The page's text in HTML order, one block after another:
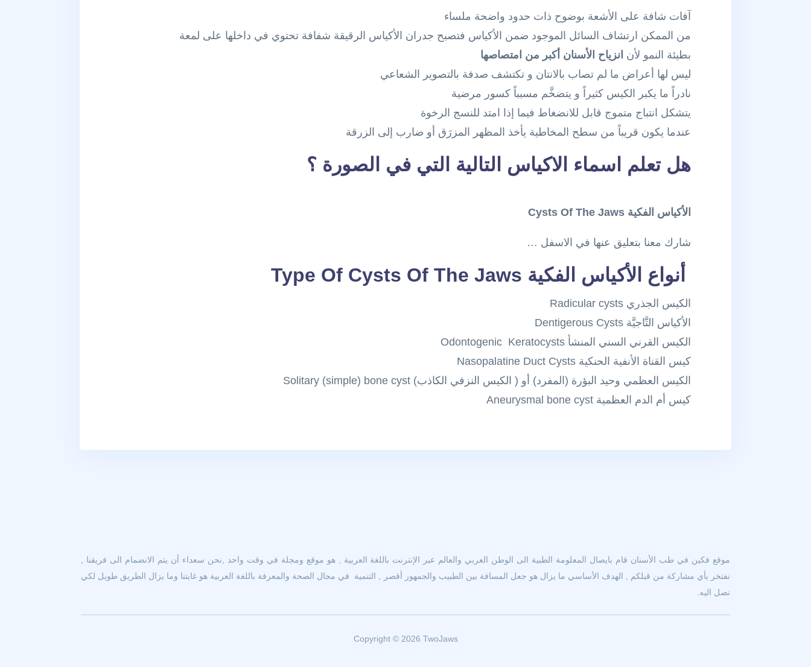
آفات شافة على الأشعة بوضوح ذات حدود واضحة ملساء
من الممكن ارتشاف السائل الموجود ضمن الأكياس فتصبح جدران الأكياس الرقيقة شفافة تحتوي في داخلها على لمعة
بطيئة النمو لأن انزياح الأسنان أكبر من امتصاصها
ليس لها أعراض ما لم تصاب بالانتان و تكتشف صدفة بالتصوير الشعاعي
نادراً ما يكبر الكيس كثيراً و يتضخَّم مسبباً كسور مرضية
يتشكل انتباج متموج قابل للانضغاط فيما إذا امتد للنسج الرخوة
عندما يكون قريباً من سطح المخاطية يأخذ المظهر المزرَق أو ضارب إلى الزرقة
هل تعلم اسماء الاكياس التالية التي في الصورة ؟
الأكياس الفكية Cysts Of The Jaws
شارك معنا بتعليق عنها في الاسفل …
أنواع الأكياس الفكية Type Of Cysts Of The Jaws
الكيس الجذري Radicular cysts
الأكياس التَّاجيَّة Dentigerous Cysts
الكيس القرني السني المنشأ Odontogenic Keratocysts
كيس القناة الأنفية الحنكية Nasopalatine Duct Cysts
الكيس العظمي وحيد البؤرة (المفرد) أو ( الكيس النزفي الكاذب) Solitary (simple) bone cyst
كيس أم الدم العظمية Aneurysmal bone cyst
موقع فكين في طب الأسنان قام بايصال المعلومة الطبية الى الوطن العربي والعالم عبر الإنترنت باللغة العربية , هو موقع ومجلة في وقت واحد ,نحن سعداء أن يتم الانضمام الى فريقنا ,
نفتخر بأي مشاركة من قبلكم , الهدف الأساسي ما يزال هو جعل المسافة بين الطبيب والجمهور أقصر , التنمية في مجال الصحة والمعرفة باللغة العربية هو غايتنا وما يزال الطريق طويل لكي
نصل اليه.
Copyright © 2026 TwoJaws